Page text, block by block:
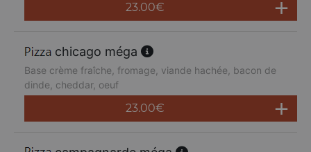
23.00€
chicago méga
Base crème fraîche, fromage, viande hachée, bacon de
dinde, cheddar, oeuf
23.00€